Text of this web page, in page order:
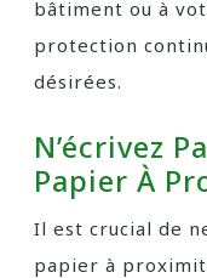
bâtiment ou à
protection
désirées.
N’écrivez
Papier À
Il est crucial de
papier à